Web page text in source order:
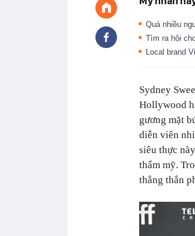
Quá nhiều
Tìm ra hội
Local brand
Sydney
Hollywood
gương mặt
diễn viên
siêu thực
thẩm mỹ.
thẳng thắn